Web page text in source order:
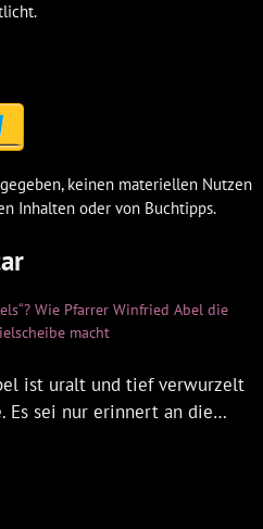
keinen materiellen Nutzen
Inhalten oder von Buchtipps.
Wie Pfarrer Winfried Abel die
macht
ist uralt und tief verwurzelt
Es sei nur erinnert an die…